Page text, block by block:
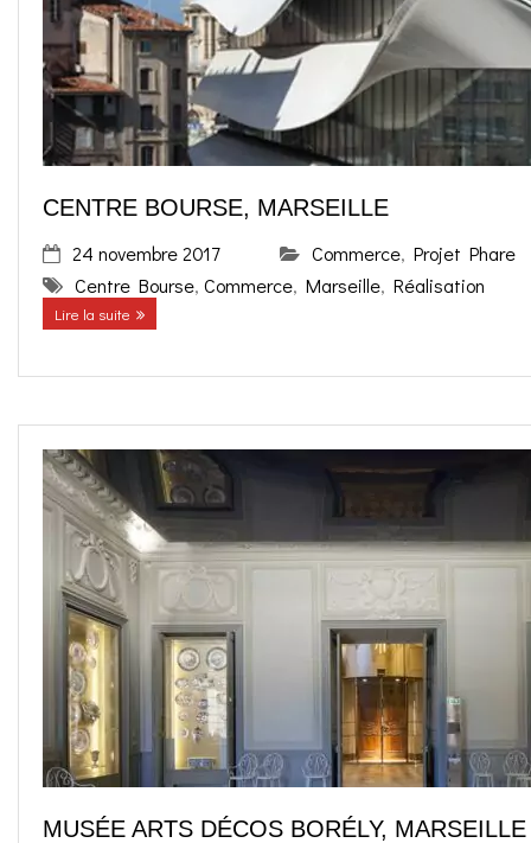
o
k
g
r
a
contact
EN
CENTRE BOURSE, MARSEILLE
24 novembre 2017 Commerce, Projet Phare
Centre Bourse, Commerce, Marseille, Réalisation
Lire la suite
MUSÉE ARTS DÉCOS BORÉLY, MARSEILLE